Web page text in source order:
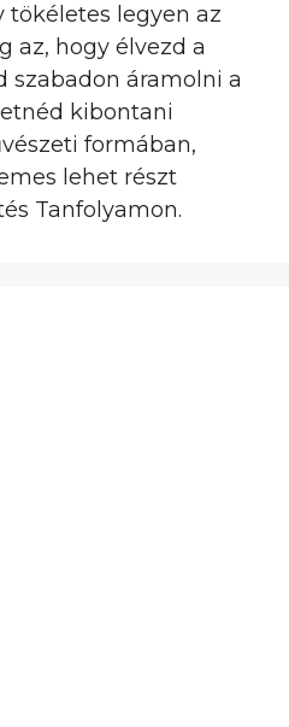
legyen az
az, hogy élvezd a
szabadon áramolni a
kibontani
formában,
lehet részt
Tanfolyamon.